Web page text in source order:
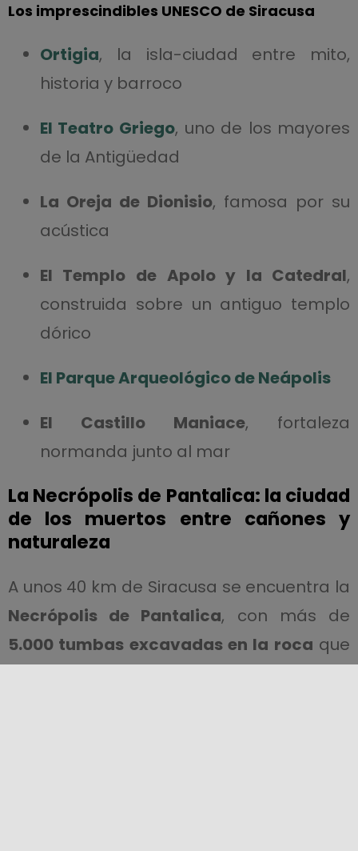
Los imprescindibles UNESCO de Siracusa
Ortigia, la isla-ciudad entre mito,
historia y barroco
El Teatro Griego, uno de los mayores
de la Antigüedad
La Oreja de Dionisio, famosa por su
acústica
El Templo de Apolo y la Catedral,
construida sobre un antiguo templo
dórico
El Parque Arqueológico de Neápolis
El Castillo Maniace, fortaleza
normanda junto al mar
La Necrópolis de Pantalica: la ciudad
de los muertos entre cañones y
naturaleza
A unos 40 km de Siracusa se encuentra la
Necrópolis de Pantalica, con más de
5.000 tumbas excavadas en la roca que